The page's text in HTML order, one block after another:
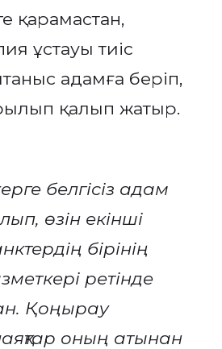
қарамастан,
ұстауы тиіс
адамға беріп,
қалып жатыр.
белгісіз адам
өзін екінші
бірінің
ретінде
Қоңырау
оның атынан